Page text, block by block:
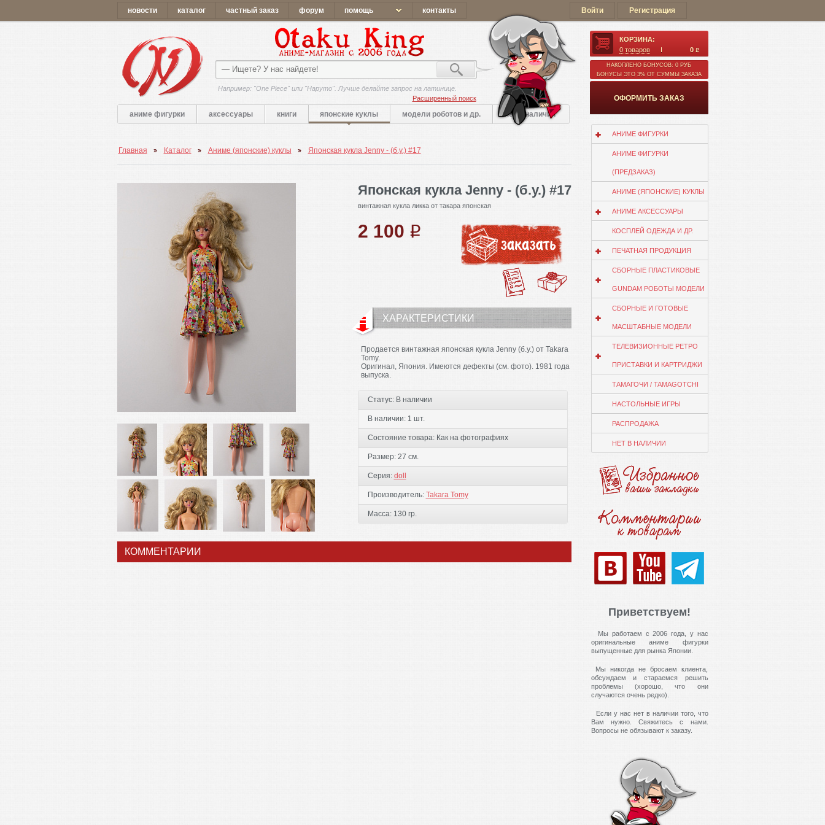
новости каталог частный заказ форум помощь контакты Войти Регистрация
Например: "One Piece" или "Наруто". Лучше делайте запрос на латинице.
Расширенный поиск
КОРЗИНА:
0товаров 0 q
НАКОПЛЕНО БОНУСОВ: 0 РУБ
БОНУСЫ ЭТО 3% ОТ СУММЫ ЗАКАЗА
ОФОРМИТЬ ЗАКАЗ
аниме фигурки
аксессуары книги японские куклы модели роботов и др. нет в наличии
Главная Каталог Аниме (японские) куклы Японская кукла Jenny - (б.у.) #17
Японская кукла Jenny - (б.у.) #17
винтажная кукла ликка от такара японская
2 100 q
ХАРАКТЕРИСТИКИ
Продается винтажная японская кукла Jenny (б.у.) от Takara
Tomy.
Оригинал, Япония. Имеются дефекты (см. фото). 1981 года
выпуска.
Статус: В наличии
В наличии: 1 шт.
Состояние товара: Как на фотографиях
Размер: 27 см.
Серия: doll
Производитель: Takara Tomy
Масса: 130 гр.
КОММЕНТАРИИ
АНИМЕ ФИГУРКИ
АНИМЕ ФИГУРКИ
(ПРЕДЗАКАЗ)
АНИМЕ (ЯПОНСКИЕ) КУКЛЫ
АНИМЕ АКСЕССУАРЫ
КОСПЛЕЙ ОДЕЖДА И ДР.
ПЕЧАТНАЯ ПРОДУКЦИЯ
СБОРНЫЕ ПЛАСТИКОВЫЕ
GUNDAM РОБОТЫ МОДЕЛИ
СБОРНЫЕ И ГОТОВЫЕ
МАСШТАБНЫЕ МОДЕЛИ
ТЕЛЕВИЗИОННЫЕ РЕТРО
ПРИСТАВКИ И КАРТРИДЖИ
ТАМАГОЧИ / TAMAGOTCHI
НАСТОЛЬНЫЕ ИГРЫ
РАСПРОДАЖА
НЕТ В НАЛИЧИИ
Приветствуем!
Мы работаем с 2006 года, у нас
оригинальные аниме фигурки
выпущенные для рынка Японии.
Мы никогда не бросаем клиента,
обсуждаем и стараемся решить
проблемы (хорошо, что они
случаются очень редко).
Если у нас нет в наличии того, что
Вам нужно. Свяжитесь с нами.
Вопросы не обязывают к заказу.